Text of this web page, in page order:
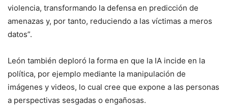
violencia, transformando la defensa en predicción de
amenazas y, por tanto, reduciendo a las víctimas a meros
datos”.
León también deploró la forma en que la IA incide en la
política, por ejemplo mediante la manipulación de
imágenes y videos, lo cual cree que expone a las personas
a perspectivas sesgadas o engañosas.